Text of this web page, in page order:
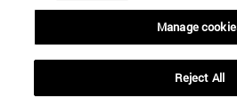
Manage
Reject All